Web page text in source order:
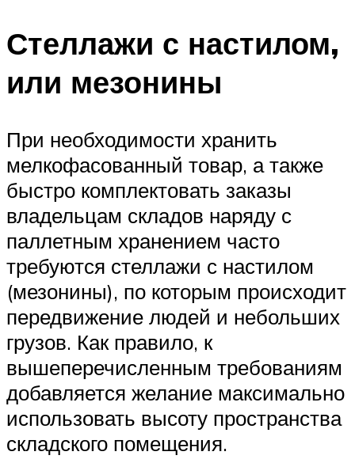
Стеллажи с настилом,
или мезонины
При необходимости хранить
мелкофасованный товар, а также
быстро комплектовать заказы
владельцам складов наряду с
паллетным хранением часто
требуются стеллажи с настилом
(мезонины), по которым происходит
передвижение людей и небольших
грузов. Как правило, к
вышеперечисленным требованиям
добавляется желание максимально
использовать высоту пространства
складского помещения.